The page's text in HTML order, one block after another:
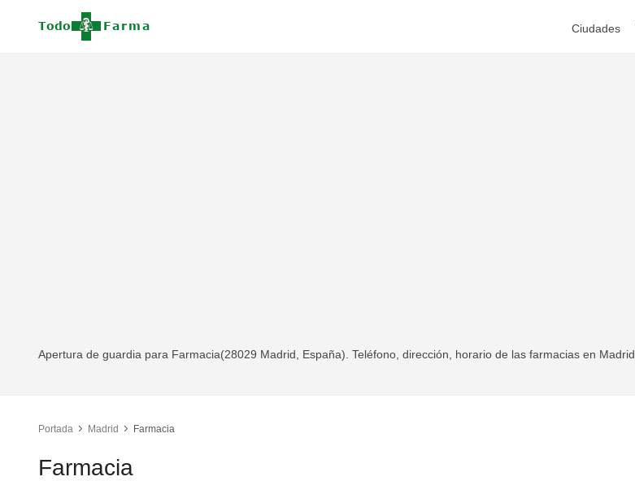
Ciudades
Apertura de guardia para Farmacia(28029 Madrid, España). Teléfono, dirección, horario de las farmacias en Madrid
Portada Madrid Farmacia
Farmacia